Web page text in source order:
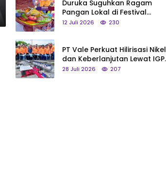
Duruka Suguhkan Ragam
Pangan Lokal di Festival
Liangkobhori, Dari Umbi Rebus
12 Juli 2026 230
PT Vale Perkuat Hilirisasi Nikel
dan Keberlanjutan Lewat IGP
Morowali
28 Juli 2026 207